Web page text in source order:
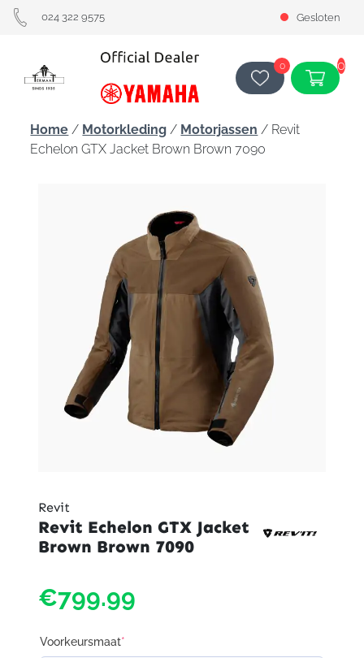
024 322 9575 Gesloten
0 0
Home / Motorkleding / Motorjassen / Revit
Echelon GTX Jacket Brown Brown 7090
Revit
Revit Echelon GTX Jacket
Brown Brown 7090
€799.99
Voorkeursmaat*